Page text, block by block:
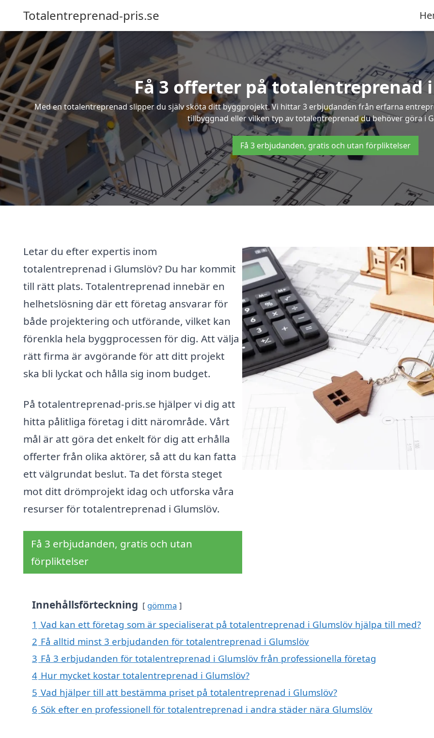
Totalentreprenad-pris.se
Få 3 offerter på totalentreprenad
Med en totalentreprenad slipper du själv sköta ditt byggprojekt. Vi hittar 3 erbjudanden från erfarna
tillbyggnad eller vilken typ av totalentreprenad du behöver göra i
Få 3 erbjudanden, gratis och utan förpliktelser
Letar du efter expertis inom
totalentreprenad i Glumslöv? Du har kommit
till rätt plats. Totalentreprenad innebär en
helhetslösning där ett företag ansvarar för
både projektering och utförande, vilket kan
förenkla hela byggprocessen för dig. Att välja
rätt firma är avgörande för att ditt projekt
ska bli lyckat och hålla sig inom budget.
På totalentreprenad-pris.se hjälper vi dig att
hitta pålitliga företag i ditt närområde. Vårt
mål är att göra det enkelt för dig att erhålla
offerter från olika aktörer, så att du kan fatta
ett välgrundat beslut. Ta det första steget
mot ditt drömprojekt idag och utforska våra
resurser för totalentreprenad i Glumslöv.
Få 3 erbjudanden, gratis och utan
förpliktelser
Innehållsförteckning gömma
1 Vad kan ett företag som är specialiserat på totalentreprenad i Glumslöv hjälpa till med?
2 Få alltid minst 3 erbjudanden för totalentreprenad i Glumslöv
3 Få 3 erbjudanden för totalentreprenad i Glumslöv från professionella företag
4 Hur mycket kostar totalentreprenad i Glumslöv?
5 Vad hjälper till att bestämma priset på totalentreprenad i Glumslöv?
6 Sök efter en professionell för totalentreprenad i andra städer nära Glumslöv